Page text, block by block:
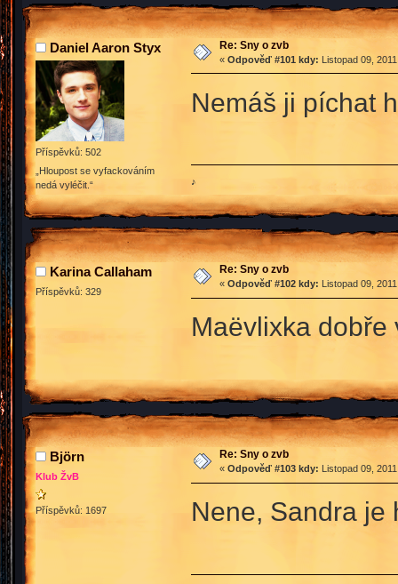
Daniel Aaron Styx
Příspěvků: 502
„Hloupost se vyfackováním
nedá vyléčit.“
Re: Sny o zvb
« Odpověď #101 kdy: Listopad 09,
Nemáš ji píchat
♪
Karina Callaham
Příspěvků: 329
Re: Sny o zvb
« Odpověď #102 kdy: Listopad 09,
Maëvlixka
Björn
Klub ŽvB
Příspěvků: 1697
Re: Sny o zvb
« Odpověď #103 kdy: Listopad 09,
Nene, Sandra